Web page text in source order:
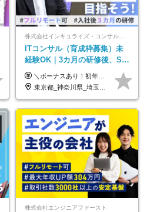
ITコンサル（育成枠募集）未
経験OK｜3カ月の研修後、SE
からコンサルへステップアッ
プ｜リモート8割以上
＼ボーナスあり！初年度から年収300万円以上／ ■月給24万2,200円～35万円＋賞与＋各種手当 ※経験・年齢・能力等を考慮し決定いたします。 ※試用期間中（3カ月）は契約社員で、月給21万円＋諸手当になります。 （試用期間中は残業が発生しません。その他の待遇に変更はありません。） ＼自分の市場価値が上がる／ 定量評価×定性評価の明確な基準での評価制度を設けており、自分の目標達成度合いや仕事に対しての姿勢が給与にも反映されるようになっています。そのため、平均昇給額は40万円以上！100万円以上昇給する人もいます！ 【固定残業代について】 固定残業30時間分（46,000円～69,375円）を含む ※超過分は別途全額支給
東京都_神奈川県_埼玉県_千葉県_大阪府_愛知県_北海道_青森県_岩手県_宮城県_秋田県_山形県_福島県_茨城県_栃木県_群馬県_新潟県_山梨県_長野県_富山県_石川県_福井県_静岡県_岐阜県_三重県_兵庫県_京都府_滋賀県_奈良県_和歌山県_広島県_岡山県_鳥取県_島根県_山口県_徳島県_香川県_愛媛県_高知県_福岡県_熊本県_佐賀県_長崎県_大分県_宮崎県_鹿児島県_沖縄県
株式会社エンジニアファースト